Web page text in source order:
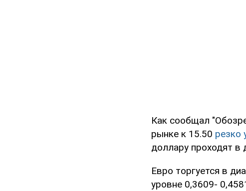
Как сообщал
рынке к 15.50 резко
доллару проходят в
Евро торгуется в
уровне 0,3609-